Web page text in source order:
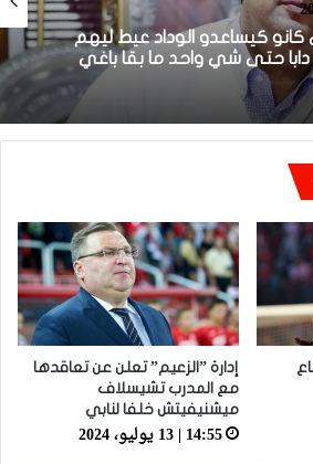
كيساعدو الوداد عيط ليهم
يلاحق الوداد الرياضي بعد
الحسني الجديدي
إدارة ”الزعيم” تعلن عن تعاقدها
مع المدرب تشيسلاف
ميشنيفيتش خلفا لنابي
14:55 | 13 يوليو، 2024